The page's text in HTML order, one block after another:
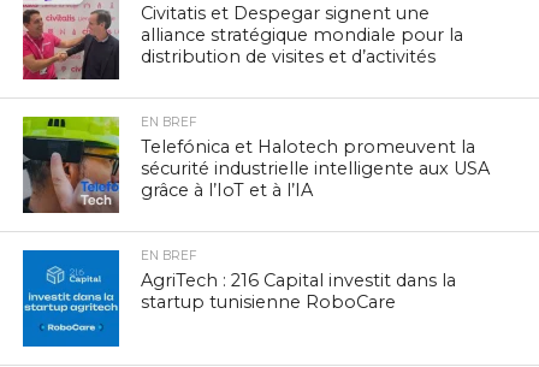
Civitatis et Despegar signent une
alliance stratégique mondiale pour la
distribution de visites et d’activités
EN BREF
Telefónica et Halotech promeuvent la
sécurité industrielle intelligente aux USA
grâce à l’IoT et à l’IA
EN BREF
AgriTech : 216 Capital investit dans la
startup tunisienne RoboCare